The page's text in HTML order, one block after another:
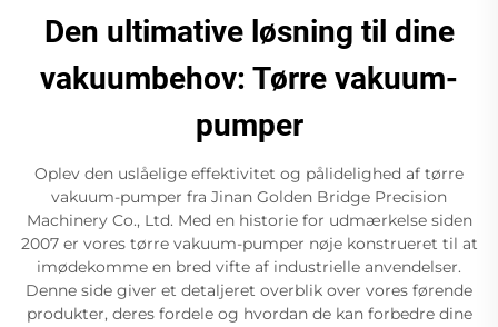
Den ultimative løsning til dine
vakuumbehov: Tørre vakuum-
pumper
Oplev den uslåelige effektivitet og pålidelighed af tørre
vakuum-pumper fra Jinan Golden Bridge Precision
Machinery Co., Ltd. Med en historie for udmærkelse siden
2007 er vores tørre vakuum-pumper nøje konstrueret til at
imødekomme en bred vifte af industrielle anvendelser.
Denne side giver et detaljeret overblik over vores førende
produkter, deres fordele og hvordan de kan forbedre dine